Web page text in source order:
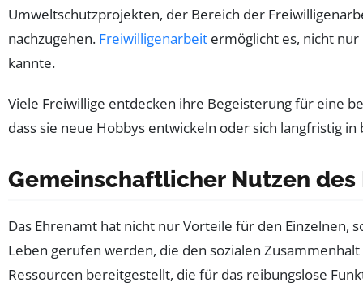
Umweltschutzprojekten, der Bereich der
nachzugehen. Freiwilligenarbeit ermöglicht es, nicht
kannte.
Viele Freiwillige entdecken ihre Begeisterung für eine
dass sie neue Hobbys entwickeln oder sich langfristig
Gemeinschaftlicher Nutzen des
Das Ehrenamt hat nicht nur Vorteile für den Einzelnen,
Leben gerufen werden, die den sozialen
Ressourcen bereitgestellt, die für das reibungslose